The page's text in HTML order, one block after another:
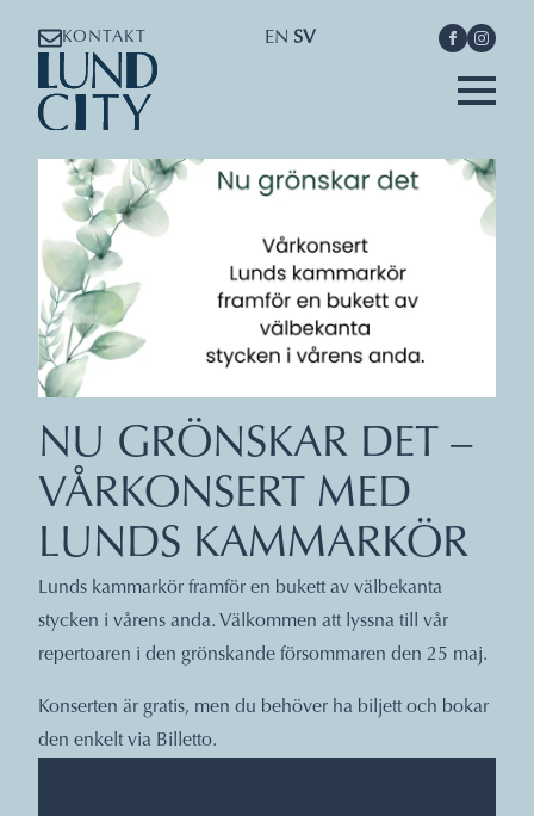
KONTAKT EN SV
NU GRÖNSKAR DET –
VÅRKONSERT MED
LUNDS KAMMARKÖR
Lunds kammarkör framför en bukett av välbekanta
stycken i vårens anda. Välkommen att lyssna till vår
repertoaren i den grönskande försommaren den 25 maj.
Konserten är gratis, men du behöver ha biljett och bokar
den enkelt via Billetto.